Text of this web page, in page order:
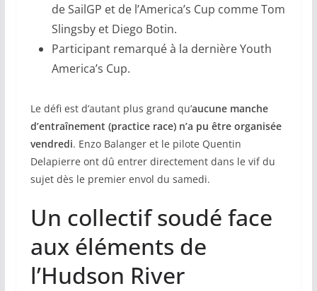
de SailGP et de l’America’s Cup comme Tom
Slingsby et Diego Botin.
Participant remarqué à la dernière Youth
America’s Cup.
Le défi est d’autant plus grand qu’aucune manche
d’entraînement (practice race) n’a pu être organisée
vendredi. Enzo Balanger et le pilote Quentin
Delapierre ont dû entrer directement dans le vif du
sujet dès le premier envol du samedi.
Un collectif soudé face
aux éléments de
l’Hudson River